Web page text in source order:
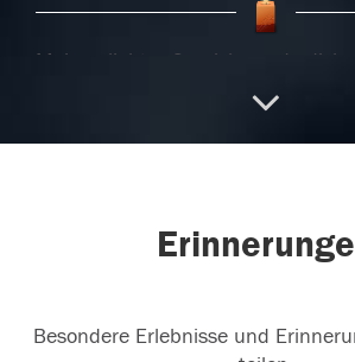
Mein geliebter Opa ich werde dich
gut auf uns da oben auf
...
Besondere Erlebnisse und